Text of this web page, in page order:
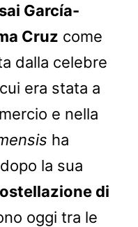
García-
Cruz come
dalla celebre
era stata a
e nella
ha
la sua
di
oggi tra le